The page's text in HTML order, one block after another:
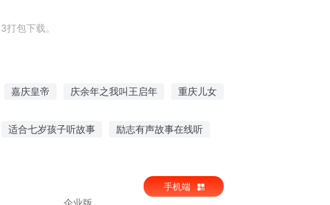
包下载。
嘉庆皇帝 庆余年之我叫王启年 重庆儿女
适合七岁孩子听故事 励志有声故事在线听
企业版
手机端